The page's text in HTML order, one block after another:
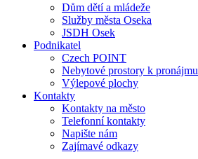
Dům dětí a mládeže
Služby města Oseka
JSDH Osek
Podnikatel
Czech POINT
Nebytové prostory k pronájmu
Výlepové plochy
Kontakty
Kontakty na město
Telefonní kontakty
Napište nám
Zajímavé odkazy